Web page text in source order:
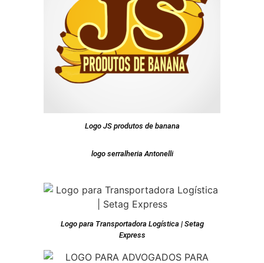
Logo JS produtos de banana
logo serralheria Antonelli
Logo para Transportadora Logística | Setag
Express